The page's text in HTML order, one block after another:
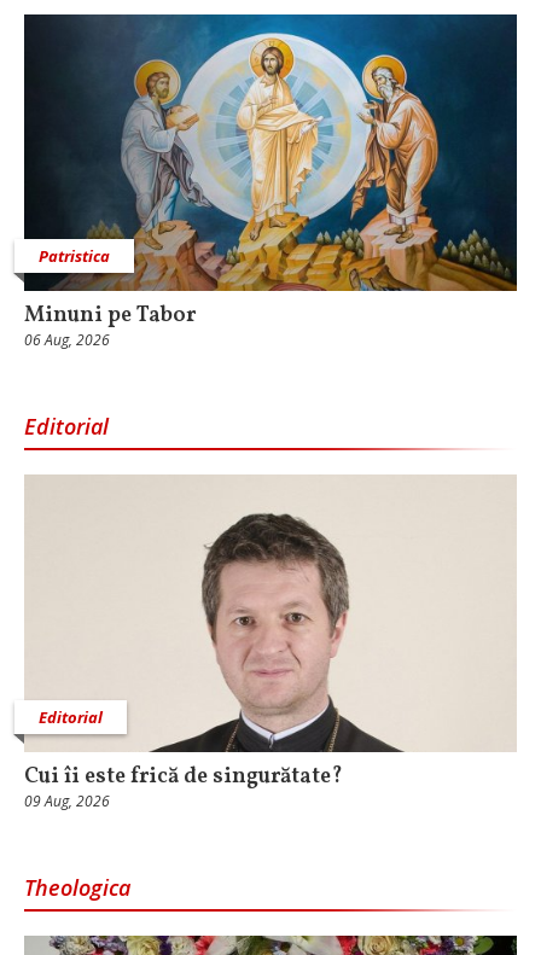
Patristica
Minuni pe Tabor
06 Aug, 2026
Editorial
Editorial
Cui îi este frică de singurătate?
09 Aug, 2026
Theologica